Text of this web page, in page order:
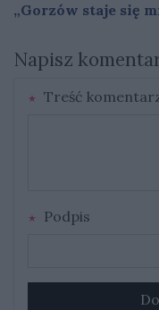
„Gorzów staje się
Napisz
Treść
Podpis